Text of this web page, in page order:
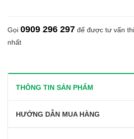
Gọi 0909 296 297 để được tư vấn
nhất
THÔNG TIN SẢN PHẨM
HƯỚNG DẪN MUA HÀNG